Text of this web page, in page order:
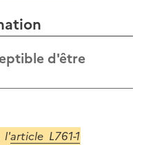
d'être
l'article L761-1